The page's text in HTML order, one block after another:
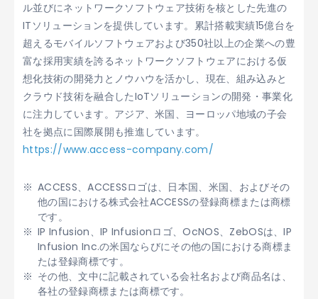
ル並びにネットワークソフトウェア技術を核とした先進の
ITソリューションを提供しています。累計搭載実績15億台を
超えるモバイルソフトウェアおよび350社以上の企業への豊
富な採用実績を誇るネットワークソフトウェアにおける仮
想化技術の開発力とノウハウを活かし、現在、組み込みと
クラウド技術を融合したIoTソリューションの開発・事業化
に注力しています。アジア、米国、ヨーロッパ地域の子会
社を拠点に国際展開も推進しています。
https://www.access-company.com/
ACCESS、ACCESSロゴは、日本国、米国、およびその
他の国における株式会社ACCESSの登録商標または商標
です。
IP Infusion、IP Infusionロゴ、OcNOS、ZebOSは、IP
Infusion Inc.の米国ならびにその他の国における商標ま
たは登録商標です。
その他、文中に記載されている会社名および商品名は、
各社の登録商標または商標です。